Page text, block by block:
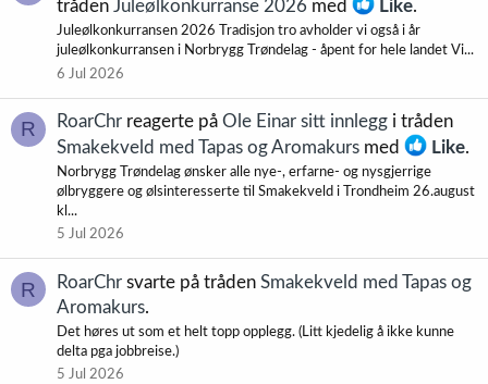
tråden Juleølkonkurranse 2026 med Like.
Juleølkonkurransen 2026 Tradisjon tro avholder vi også i år
juleølkonkurransen i Norbrygg Trøndelag - åpent for hele landet Vi...
6 Jul 2026
R RoarChr reagerte på Ole Einar sitt innlegg i tråden
Smakekveld med Tapas og Aromakurs med Like.
Norbrygg Trøndelag ønsker alle nye-, erfarne- og nysgjerrige
ølbryggere og ølsinteresserte til Smakekveld i Trondheim 26.august
kl...
5 Jul 2026
R RoarChr svarte på tråden Smakekveld med Tapas og
Aromakurs.
Det høres ut som et helt topp opplegg. (Litt kjedelig å ikke kunne
delta pga jobbreise.)
5 Jul 2026